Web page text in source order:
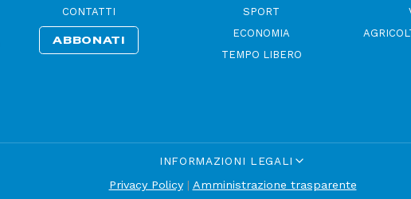
CONTATTI
ABBONATI
SPORT
ECONOMIA
TEMPO LIBERO
INFORMAZIONI LEGALI
Privacy Policy| Amministrazione trasparente